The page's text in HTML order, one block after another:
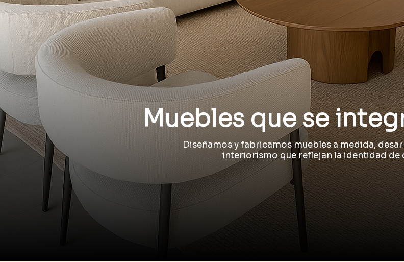
Muebles que se
Diseñamos y fabricamos muebles a medida,
interiorismo que reflejan la identidad de